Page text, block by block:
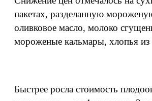
пакетах, разделанную
оливковое масло, молоко
мороженые кальмары, хлопья из
Быстрее росла стоимость